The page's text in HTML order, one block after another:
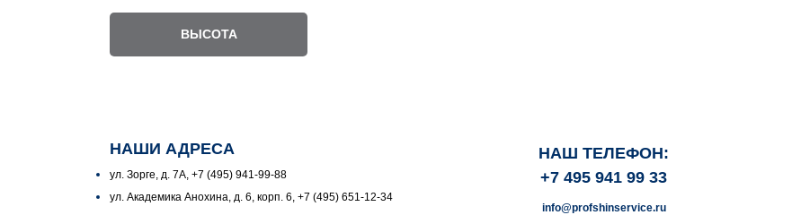
ВЫСОТА
НАШИ АДРЕСА
ул. Зорге, д. 7А, +7 (495) 941-99-88
ул. Академика Анохина, д. 6, корп. 6, +7 (495) 651-12-34
НАШ ТЕЛЕФОН:
+7 495 941 99 33
info@profshinservice.ru